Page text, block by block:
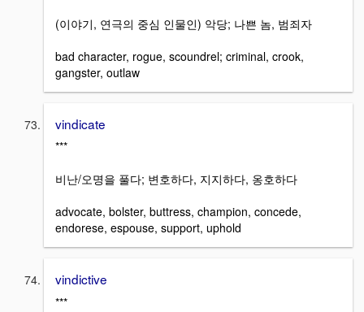
(이야기, 연극의 중심 인물인) 악당; 나쁜 놈, 범죄자
bad character, rogue, scoundrel; criminal, crook,
gangster, outlaw
vindicate
***
비난/오명을 풀다; 변호하다, 지지하다, 옹호하다
advocate, bolster, buttress, champion, concede,
endorese, espouse, support, uphold
vindictive
***